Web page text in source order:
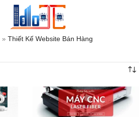
» Thiết Kế Website Bán Hàng